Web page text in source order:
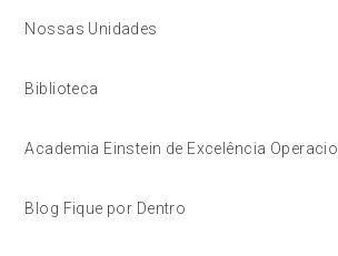
Nossas Unidades
Biblioteca
Academia Einstein de Excelência
Blog Fique por Dentro